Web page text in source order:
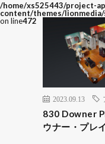
/home/xs525443/project-
content/themes/lionmedia/
on line472
2023.09.13
830 Downer
ウナー・プレ